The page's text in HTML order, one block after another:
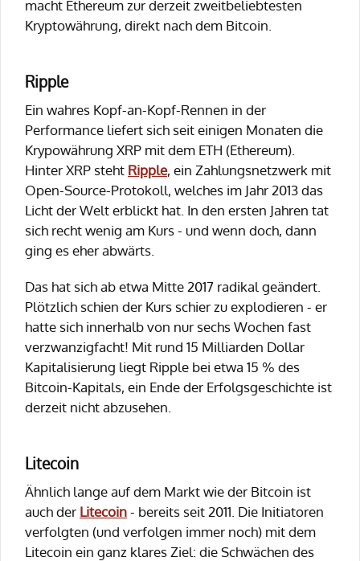
macht Ethereum zur derzeit zweitbeliebtesten
Kryptowährung, direkt nach dem Bitcoin.
Ripple
Ein wahres Kopf-an-Kopf-Rennen in der
Performance liefert sich seit einigen Monaten die
Krypowährung XRP mit dem ETH (Ethereum).
Hinter XRP steht Ripple, ein Zahlungsnetzwerk mit
Open-Source-Protokoll, welches im Jahr 2013 das
Licht der Welt erblickt hat. In den ersten Jahren tat
sich recht wenig am Kurs - und wenn doch, dann
ging es eher abwärts.
Das hat sich ab etwa Mitte 2017 radikal geändert.
Plötzlich schien der Kurs schier zu explodieren - er
hatte sich innerhalb von nur sechs Wochen fast
verzwanzigfacht! Mit rund 15 Milliarden Dollar
Kapitalisierung liegt Ripple bei etwa 15 % des
Bitcoin-Kapitals, ein Ende der Erfolgsgeschichte ist
derzeit nicht abzusehen.
Litecoin
Ähnlich lange auf dem Markt wie der Bitcoin ist
auch der Litecoin- bereits seit 2011. Die Initiatoren
verfolgten (und verfolgen immer noch) mit dem
Litecoin ein ganz klares Ziel: die Schwächen des